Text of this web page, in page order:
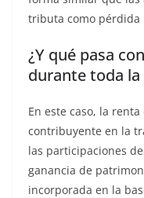
tributa como pérdida
¿Y qué pasa
durante toda la
En este caso, la
contribuyente en la
las participaciones
ganancia de
incorporada en la